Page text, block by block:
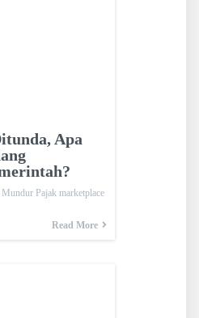
Apa
Pajak marketplace
Read More